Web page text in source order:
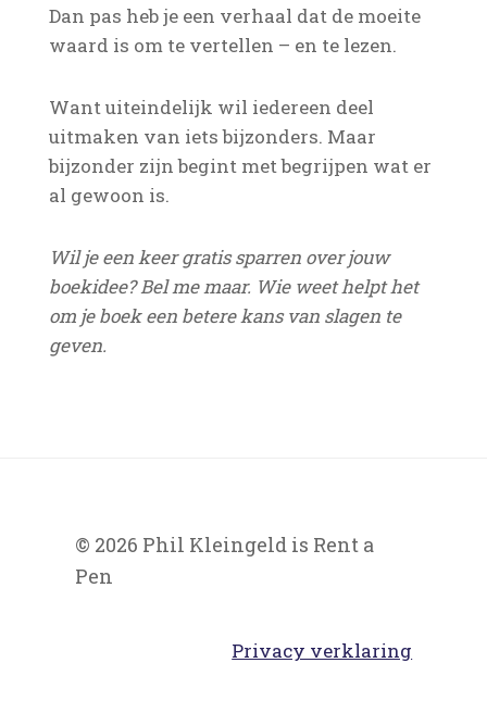
Dan pas heb je een verhaal dat de moeite
waard is om te vertellen – en te lezen.
Want uiteindelijk wil iedereen deel
uitmaken van iets bijzonders. Maar
bijzonder zijn begint met begrijpen wat er
al gewoon is.
Wil je een keer gratis sparren over jouw
boekidee? Bel me maar. Wie weet helpt het
om je boek een betere kans van slagen te
geven.
© 2026 Phil Kleingeld is Rent a
Pen
Privacy verklaring